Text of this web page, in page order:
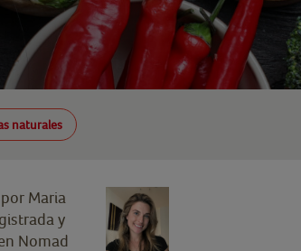
naturales
Maria
y
Nomad